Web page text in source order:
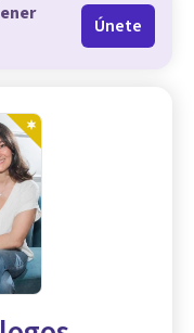
Únete